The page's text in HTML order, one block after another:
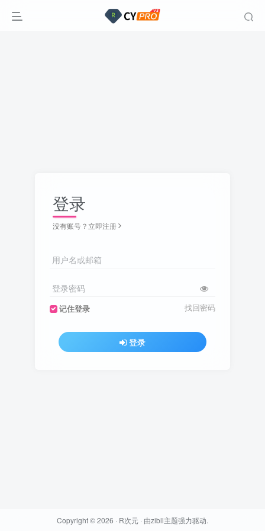
登录
没有账号？立即注册
用户名或邮箱
登录密码
记住登录 找回密码
登录
Copyright © 2026 · R次元 · 由zibll主题强力驱动.